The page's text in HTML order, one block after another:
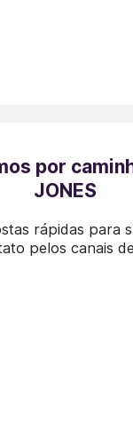
por
JONES
rápidas para
pelos canais